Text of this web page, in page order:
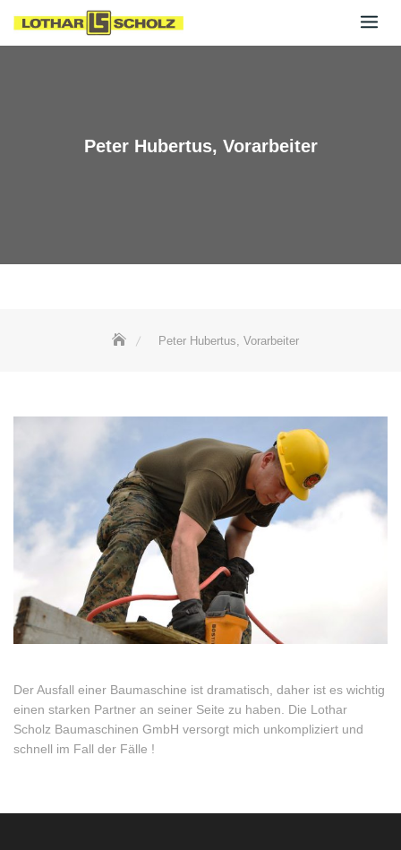
Peter Hubertus, Vorarbeiter
Peter Hubertus, Vorarbeiter
Der Ausfall einer Baumaschine ist dramatisch, daher ist es wichtig
einen starken Partner an seiner Seite zu haben. Die Lothar
Scholz Baumaschinen GmbH versorgt mich unkompliziert und
schnell im Fall der Fälle !